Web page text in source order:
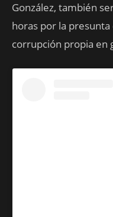
González, también
horas por la
corrupción propia en